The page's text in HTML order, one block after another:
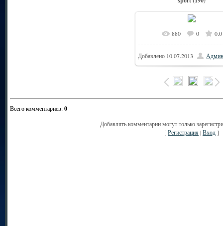
880 0 0.0
Добавлено 10.07.2013
Всего комментариев:0
Добавлять комментарии могут только
[Регистрация|Вход]